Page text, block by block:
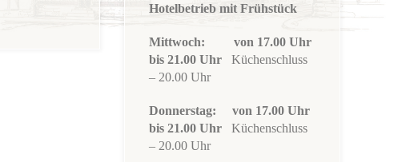
Hotelbetrieb mit Frühstück
Mittwoch: von 17.00 Uhr
bis 21.00 Uhr
Küchenschluss
– 20.00 Uhr
Donnerstag: von 17.00 Uhr
bis 21.00 Uhr
Küchenschluss
– 20.00 Uhr